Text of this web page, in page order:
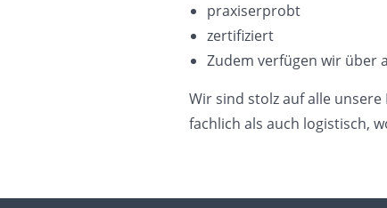
praxiserprobt
zertifiziert
Zudem verfügen wir über
Wir sind stolz auf alle
fachlich als auch logistisch,